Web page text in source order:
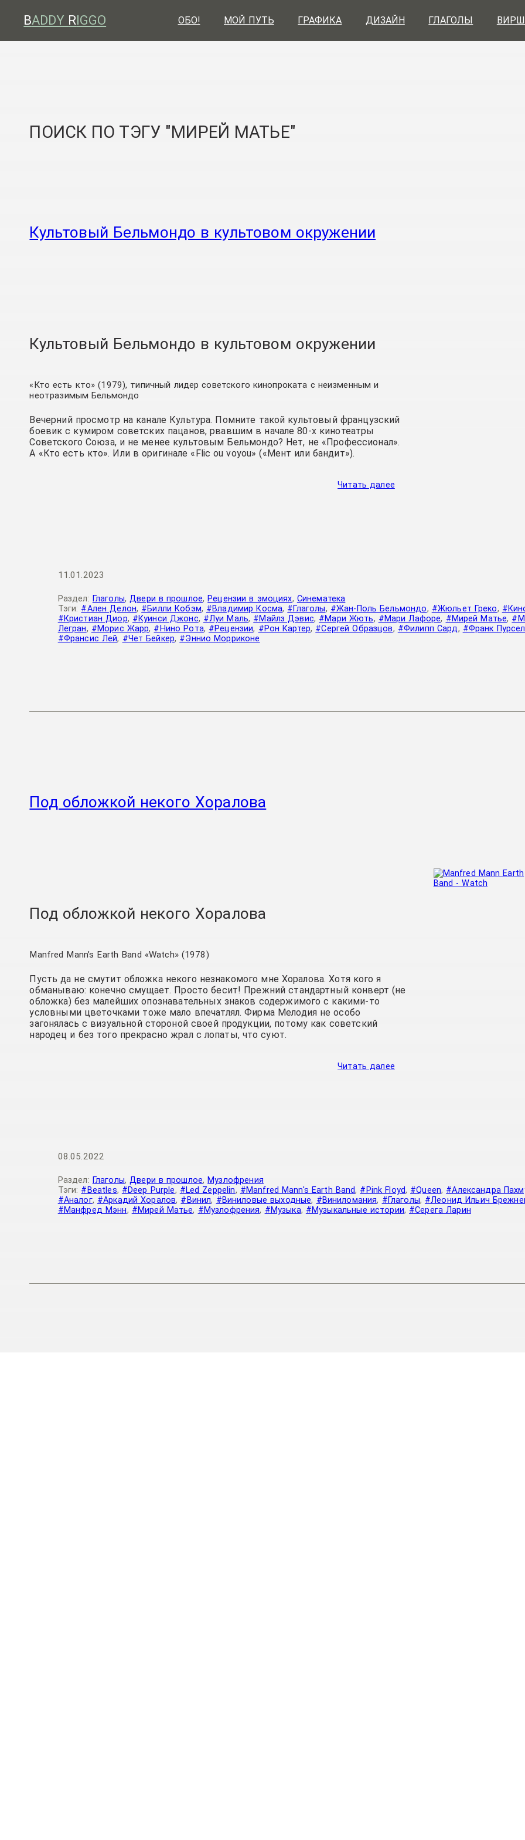
BADDY RIGGO ОБО! МОЙ ПУТЬ ГРАФИКА ДИЗАЙН ГЛАГОЛЫ
ПОИСК ПО ТЭГУ "МИРЕЙ МАТЬЕ"
Культовый Бельмондо в культовом окружении
Культовый Бельмондо в культовом окружении
«Кто есть кто» (1979), типичный лидер советского кинопроката с неизменным и
неотразимым Бельмондо
Вечерний просмотр на канале Культура. Помните такой культовый французский
боевик с кумиром советских пацанов, рвавшим в начале 80-х кинотеатры
Советского Союза, и не менее культовым Бельмондо? Нет, не «Профессионал».
А «Кто есть кто». Или в оригинале «Flic ou voyou» («Мент или бандит»).
Читать далее
11.01.2023
Раздел: Глаголы,Двери в прошлое, Рецензии в эмоциях, Синематека
Тэги: #Ален Делон, #Билли Кобэм, #Владимир Косма, #Глаголы, #Жан-Поль Бельмондо, #Жюльет Греко,
#Кристиан Диор, #Куинси Джонс, #Луи Маль, #Майлз Дэвис, #Мари Жють, #Мари Лафоре, #Мирей Матье,
Легран, #Морис Жарр, #Нино Рота, #Рецензии, #Рон Картер, #Сергей Образцов, #Филипп Сард, #Франк
#Франсис Лей, #Чет Бейкер, #Эннио Морриконе
Под обложкой некого Хоралова
Под обложкой некого Хоралова
Manfred Mann’s Earth Band «Watch» (1978)
Пусть да не смутит обложка некого незнакомого мне Хоралова. Хотя кого я
обманываю: конечно смущает. Просто бесит! Прежний стандартный конверт (не
обложка) без малейших опознавательных знаков содержимого с какими-то
условными цветочками тоже мало впечатлял. Фирма Мелодия не особо
загонялась с визуальной стороной своей продукции, потому как советский
народец и без того прекрасно жрал с лопаты, что суют.
Читать далее
08.05.2022
Раздел: Глаголы,Двери в прошлое,Музлофрения
Тэги: #Beatles, #Deep Purple, #Led Zeppelin, #Manfred Mann's Earth Band, #Pink Floyd, #Queen, #Александра
#Аналог, #Аркадий Хоралов, #Винил, #Виниловые выходные, #Виниломания, #Глаголы, #Леонид Ильич
#Манфред Мэнн, #Мирей Матье, #Музлофрения, #Музыка, #Музыкальные истории, #Серега Ларин